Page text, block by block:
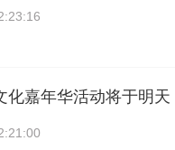
化嘉年华活动将于明天